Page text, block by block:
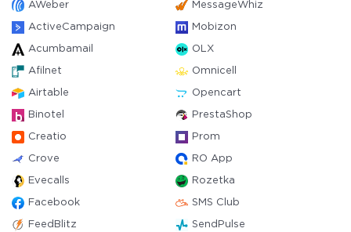
AWeber MessageWhiz
ActiveCampaign Mobizon
Acumbamail OLX
Afilnet Omnicell
Airtable Opencart
Binotel PrestaShop
Creatio Prom
Crove RO App
Evecalls Rozetka
Facebook SMS Club
FeedBlitz SendPulse